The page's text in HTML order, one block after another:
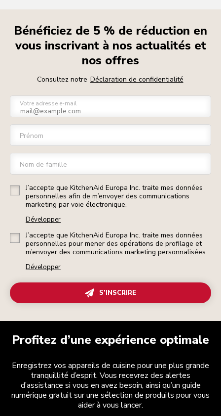
Bénéficiez de 5 % de réduction en
vous inscrivant à nos actualités et
nos offres
Consultez notre Déclaration de confidentialité
Votre adresse e-mail
Prénom
Nom de famille
J’accepte que KitchenAid Europa Inc. traite mes données
personnelles afin de m’envoyer des communications
marketing par voie électronique.
Développer
J’accepte que KitchenAid Europa Inc. traite mes données
personnelles pour mener des opérations de profilage et
m’envoyer des communications marketing personnalisées.
Développer
S’INSCRIRE
Profitez d’une expérience optimale
Enregistrez vos appareils de cuisine pour une plus grande
tranquillité d’esprit. Vous recevrez des alertes
d’assistance si vous en avez besoin, ainsi qu’un guide
numérique gratuit sur une sélection de produits pour vous
aider à vous lancer.